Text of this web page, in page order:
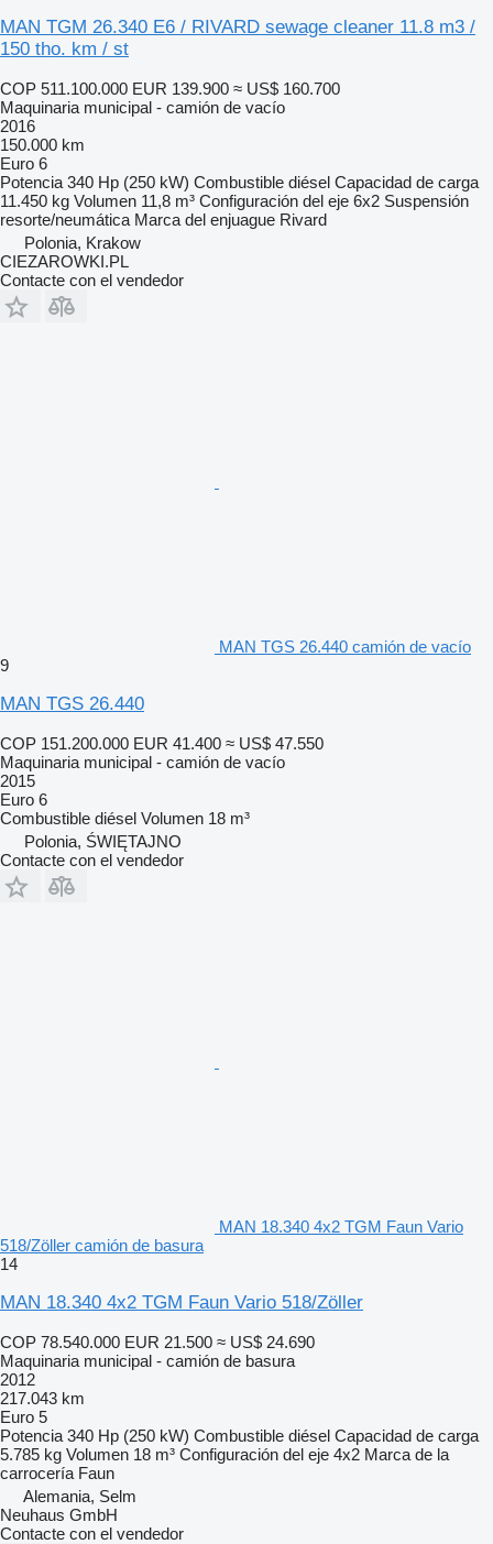
MAN TGM 26.340 E6 / RIVARD sewage cleaner 11.8 m3 /
150 tho. km / st
COP 511.100.000 EUR 139.900 ≈ US$ 160.700
Maquinaria municipal - camión de vacío
2016
150.000 km
Euro 6
Potencia 340 Hp (250 kW) Combustible diésel Capacidad de carga
11.450 kg Volumen 11,8 m³ Configuración del eje 6x2 Suspensión
resorte/neumática Marca del enjuague Rivard
Polonia, Krakow
CIEZAROWKI.PL
Contacte con el vendedor
MAN TGS 26.440 camión de vacío
9
MAN TGS 26.440
COP 151.200.000 EUR 41.400 ≈ US$ 47.550
Maquinaria municipal - camión de vacío
2015
Euro 6
Combustible diésel Volumen 18 m³
Polonia, ŚWIĘTAJNO
Contacte con el vendedor
MAN 18.340 4x2 TGM Faun Vario
518/Zöller camión de basura
14
MAN 18.340 4x2 TGM Faun Vario 518/Zöller
COP 78.540.000 EUR 21.500 ≈ US$ 24.690
Maquinaria municipal - camión de basura
2012
217.043 km
Euro 5
Potencia 340 Hp (250 kW) Combustible diésel Capacidad de carga
5.785 kg Volumen 18 m³ Configuración del eje 4x2 Marca de la
carrocería Faun
Alemania, Selm
Neuhaus GmbH
Contacte con el vendedor